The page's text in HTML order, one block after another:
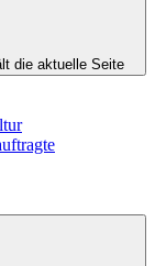
die aktuelle Seite